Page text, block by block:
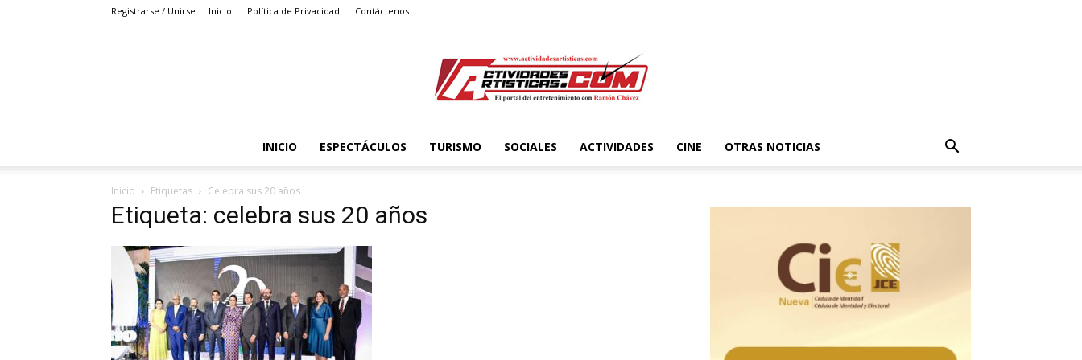
Registrarse / Unirse Inicio Política de Privacidad Contáctenos
Actividadesartisticas.com
INICIO ESPECTÁCULOS TURISMO SOCIALES ACTIVIDADES CINE OTRAS NOTICIAS
Inicio Etiquetas Celebra sus 20 años
Etiqueta: celebra sus 20 años